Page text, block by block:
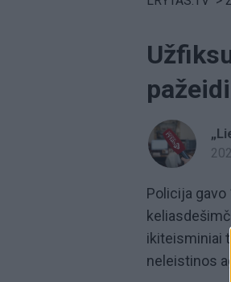
Policija
ikiteisminiai
neleistinos